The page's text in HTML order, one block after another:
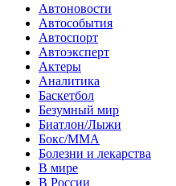
Автоновости
Автособытия
Автоспорт
Автоэксперт
Актеры
Аналитика
Баскетбол
Безумный мир
Биатлон/Лыжи
Бокс/MMA
Болезни и лекарства
В мире
В России